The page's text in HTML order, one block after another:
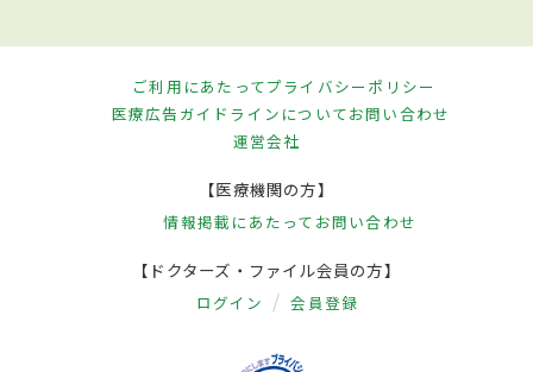
ご利用にあたってプライバシーポリシー
医療広告ガイドラインについてお問い合わせ
運営会社
【医療機関の方】
情報掲載にあたって お問い合わせ
【ドクターズ・ファイル会員の方】
ログイン 会員登録